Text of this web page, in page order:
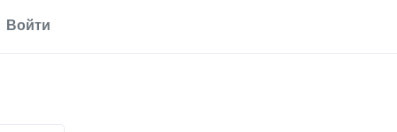
Войти